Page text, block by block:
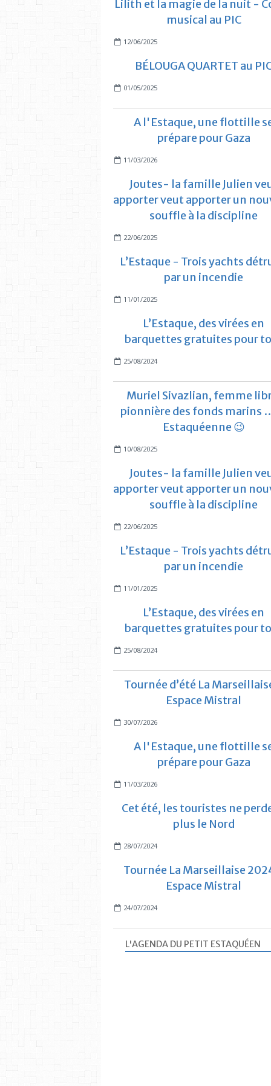
Lilith et la magie de la nuit -
musical au PIC
12/06/2025
BÉLOUGA QUARTET au
01/05/2025
A l'Estaque, une flottille
prépare pour Gaza
11/03/2026
Joutes- la famille Julien
apporter veut apporter un
souffle à la discipline
22/06/2025
L’Estaque - Trois yachts
par un incendie
11/01/2025
L’Estaque, des virées en
barquettes gratuites pour
25/08/2024
Muriel Sivazlian, femme
pionnière des fonds marins
Estaquéenne 😉
10/08/2025
Joutes- la famille Julien
apporter veut apporter un
souffle à la discipline
22/06/2025
L’Estaque - Trois yachts
par un incendie
11/01/2025
L’Estaque, des virées en
barquettes gratuites pour
25/08/2024
Tournée d’été La
Espace Mistral
30/07/2026
A l'Estaque, une flottille
prépare pour Gaza
11/03/2026
Cet été, les touristes ne
plus le Nord
28/07/2024
Tournée La Marseillaise
Espace Mistral
24/07/2024
L'AGENDA DU PETIT ESTAQUÉEN